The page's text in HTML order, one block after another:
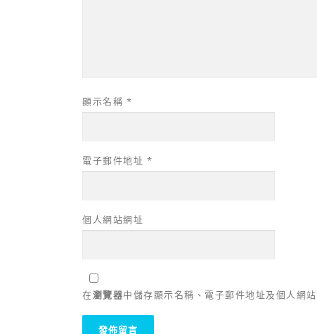
顯示名稱 *
電子郵件地址 *
個人網站網址
在瀏覽器中儲存顯示名稱、電子郵件地址及個人網